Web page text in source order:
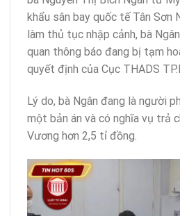
khẩu sân bay quốc tế Tân Sơn
làm thủ tục nhập cảnh, bà
quan thông báo đang bị tạm
quyết định của Cục THADS
Lý do, bà Ngân đang là người
một bản án và có nghĩa vụ trả
Vương hơn 2,5 tỉ đồng.